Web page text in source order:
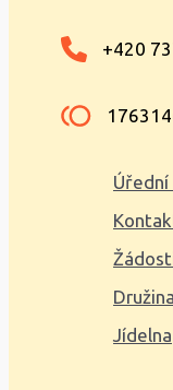
+420
Úřední
Družina
Jídelna